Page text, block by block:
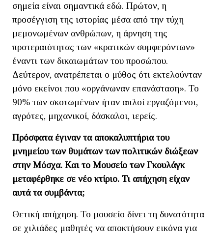
σημεία είναι σημαντικά εδώ. Πρώτον, η
προσέγγιση της ιστορίας μέσα από την τύχη
μεμονωμένων ανθρώπων, η άρνηση της
προτεραιότητας των «κρατικών συμφερόντων»
έναντι των δικαιωμάτων του προσώπου.
Δεύτερον, ανατρέπεται ο μύθος ότι εκτελούνταν
μόνο εκείνοι που «οργάνωναν επανάσταση». Το
90% των σκοτωμένων ήταν απλοί εργαζόμενοι,
αγρότες, μηχανικοί, δάσκαλοι, ιερείς.
Πρόσφατα έγιναν τα αποκαλυπτήρια του
μνημείου των θυμάτων των πολιτικών διώξεων
στην Μόσχα. Και το Μουσείο των Γκουλάγκ
μεταφέρθηκε σε νέο κτίριο. Τι απήχηση είχαν
αυτά τα συμβάντα;
Θετική απήχηση. Το μουσείο δίνει τη δυνατότητα
σε χιλιάδες μαθητές να αποκτήσουν εικόνα για